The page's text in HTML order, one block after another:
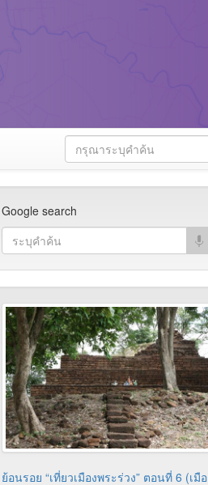
Google search
ย้อนรอย “เที่ยวเมืองพระร่วง” ตอนที่ 6 (เมื